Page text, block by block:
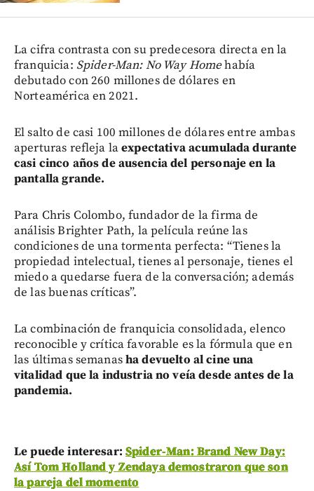
La cifra contrasta con su predecesora directa en la
franquicia: Spider-Man: No Way Homehabía
debutado con 260 millones de dólares en
Norteamérica en 2021.
El salto de casi 100 millones de dólares entre ambas
aperturas refleja laexpectativa acumulada durante
casi cinco años de ausencia del personaje en la
pantalla grande.
Para Chris Colombo, fundador de la firma de
análisis Brighter Path, la película reúne las
condiciones de una tormenta perfecta: “Tienes la
propiedad intelectual, tienes al personaje, tienes el
miedo a quedarse fuera de la conversación; además
de las buenas críticas”.
La combinación de franquicia consolidada, elenco
reconocible y crítica favorable es la fórmula que en
las últimas semanasha devuelto al cine una
vitalidad que la industria no veía desde antes de la
pandemia.
Le puede interesar: Spider-Man: Brand New Day:
Así Tom Holland y Zendaya demostraron que son
la pareja del momento